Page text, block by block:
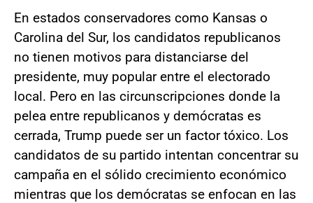
En estados conservadores como Kansas o
Carolina del Sur, los candidatos republicanos
no tienen motivos para distanciarse del
presidente, muy popular entre el electorado
local. Pero en las circunscripciones donde la
pelea entre republicanos y demócratas es
cerrada, Trump puede ser un factor tóxico. Los
candidatos de su partido intentan concentrar su
campaña en el sólido crecimiento económico
mientras que los demócratas se enfocan en las